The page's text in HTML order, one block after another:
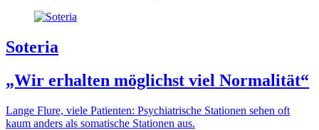
Soteria
„Wir erhalten möglichst viel Normalität“
Lange Flure, viele Patienten: Psychiatrische Stationen sehen oft
kaum anders als somatische Stationen aus.